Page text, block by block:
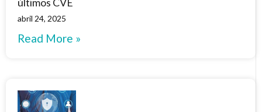
últimos CVE
abril 24, 2025
Read More »